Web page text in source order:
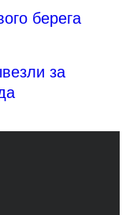
берега
за